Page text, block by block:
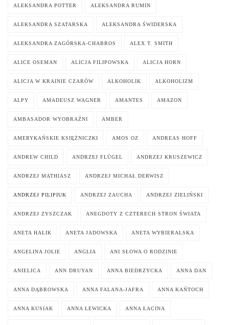
ALEKSANDRA POTTER ALEKSANDRA RUMIN
ALEKSANDRA SZATARSKA ALEKSANDRA ŚWIDERSKA
ALEKSANDRA ZAGÓRSKA-CHABROS ALEX T. SMITH
ALICE OSEMAN ALICJA FILIPOWSKA ALICJA HORN
ALICJA W KRAINIE CZARÓW ALKOHOLIK ALKOHOLIZM
ALPY AMADEUSZ WAGNER AMANTES AMAZON
AMBASADOR WYOBRAŹNI AMBER
AMERYKAŃSKIE KSIĘŻNICZKI AMOS OZ ANDREAS HOFF
ANDREW CHILD ANDRZEJ FLÜGEL ANDRZEJ KRUSZEWICZ
ANDRZEJ MATHIASZ ANDRZEJ MICHAŁ DERWISZ
ANDRZEJ PILIPIUK ANDRZEJ ZAUCHA ANDRZEJ ZIELIŃSKI
ANDRZEJ ZYSZCZAK ANEGDOTY Z CZTERECH STRON ŚWIATA
ANETA HALIK ANETA JADOWSKA ANETA WYBIERALSKA
ANGELINA JOLIE ANGLIA ANI SŁOWA O RODZINIE
ANIELICA ANN DRUYAN ANNA BIEDRZYCKA ANNA DAN
ANNA DĄBROWSKA ANNA FALANA-JAFRA ANNA KAŃTOCH
ANNA KUSIAK ANNA LEWICKA ANNA ŁACINA